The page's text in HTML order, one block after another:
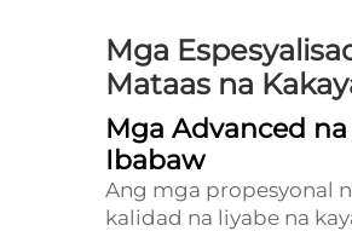
Mga
Mataas na
Mga Advanced
Ibabaw
Ang mga propesyonal
kalidad na liyabe na